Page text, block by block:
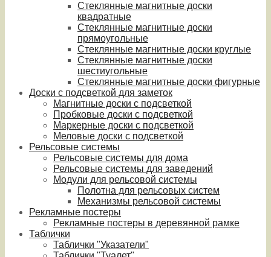
Стеклянные магнитные доски
квадратные
Стеклянные магнитные доски
прямоугольные
Стеклянные магнитные доски круглые
Стеклянные магнитные доски
шестиугольные
Стеклянные магнитные доски фигурные
Доски с подсветкой для заметок
Магнитные доски с подсветкой
Пробковые доски с подсветкой
Маркерные доски с подсветкой
Меловые доски с подсветкой
Рельсовые системы
Рельсовые системы для дома
Рельсовые системы для заведений
Модули для рельсовой системы
Полотна для рельсовых систем
Механизмы рельсовой системы
Рекламные постеры
Рекламные постеры в деревянной рамке
Таблички
Таблички "Указатели"